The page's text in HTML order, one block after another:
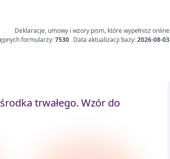
Deklaracje, umowy i wzory pism, które wypełnisz online
formularzy:7530 Data aktualizacji bazy:2026-08-03
trwałego. Wzór do